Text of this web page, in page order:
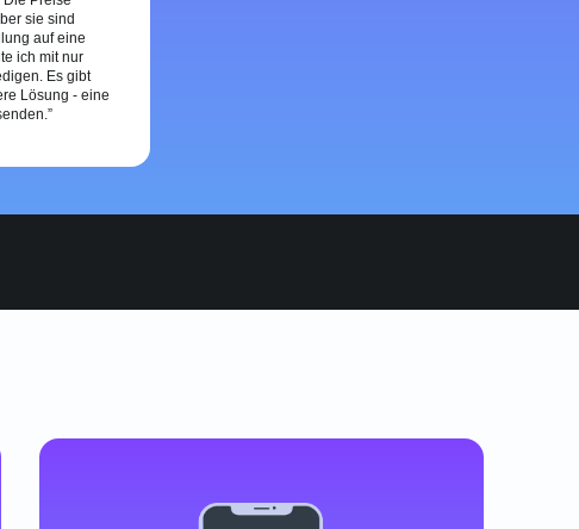
sie sind
auf eine
ich mit nur
Es gibt
Lösung - eine